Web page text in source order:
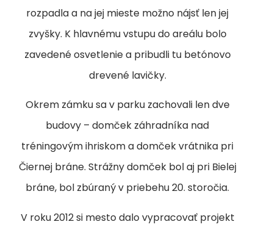
rozpadla a na jej mieste možno nájsť len jej
zvyšky. K hlavnému vstupu do areálu bolo
zavedené osvetlenie a pribudli tu betónovo
drevené lavičky.
Okrem zámku sa v parku zachovali len dve
budovy – domček záhradníka nad
tréningovým ihriskom a domček vrátnika pri
Čiernej bráne. Strážny domček bol aj pri Bielej
bráne, bol zbúraný v priebehu 20. storočia.
V roku 2012 si mesto dalo vypracovať projekt